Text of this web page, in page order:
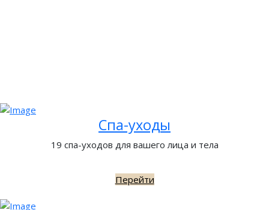
Спа-уходы
19 спа-уходов для вашего лица и тела
Перейти